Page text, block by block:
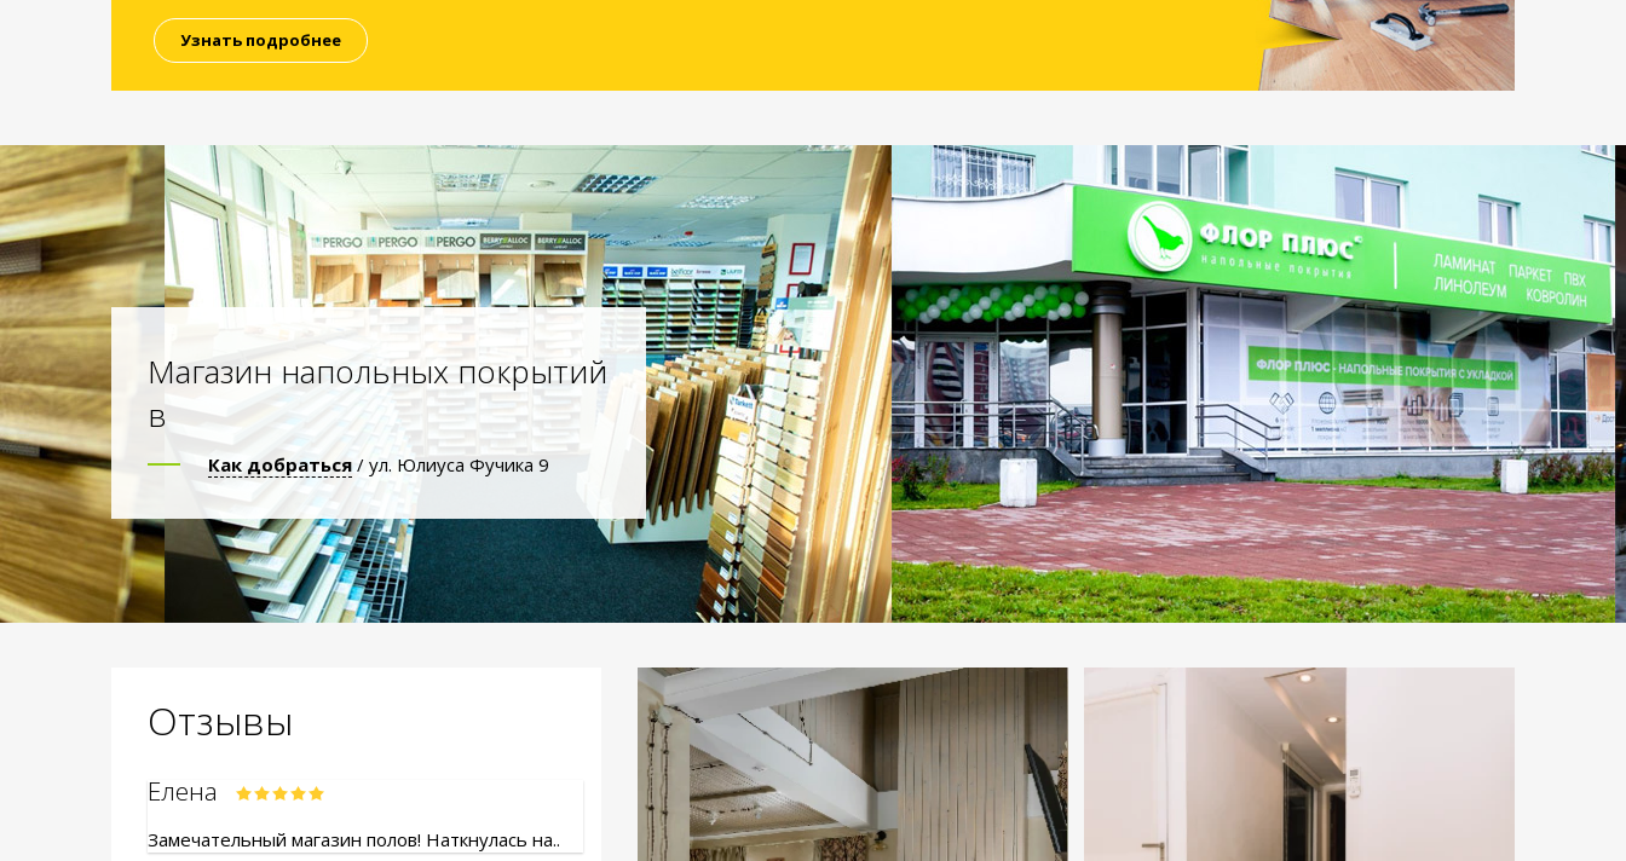
Узнать подробнее
Магазин напольных покрытий
в
Как добраться / ул. Юлиуса Фучика 9
Отзывы
Елена
Замечательный магазин полов! Наткнулась на..